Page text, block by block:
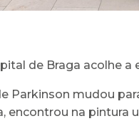
de Braga acolhe a
Parkinson mudou
encontrou na pintura